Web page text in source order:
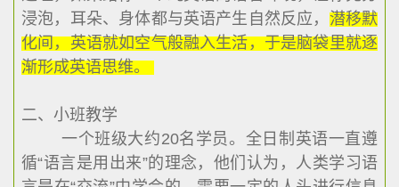
浸泡，耳朵、身体都与英语产生自然反应， 潜移默
化间，英语就如空气般融入生活，于是脑袋里就逐
渐形成英语思维。
二、小班教学
一个班级大约20名学员。全日制英语一直遵
循“语言是用出来”的理念，他们认为，人类学习语